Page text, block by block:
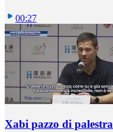
00:27
Xabi pazzo di palestra